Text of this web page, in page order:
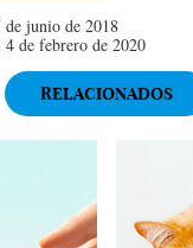
de junio de 2018
4 de febrero de 2020
RELACIONADOS